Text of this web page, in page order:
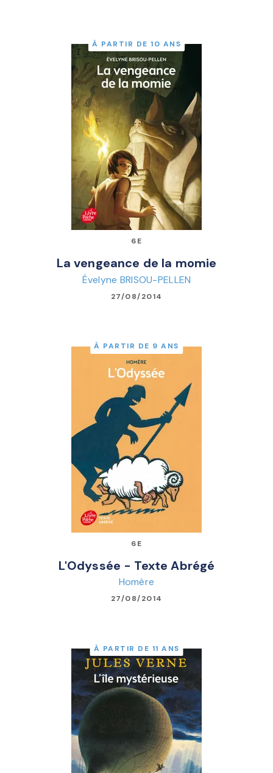
À PARTIR DE 10 ANS
6E
La vengeance de la momie
Évelyne BRISOU-PELLEN
27/08/2014
À PARTIR DE 9 ANS
6E
L'Odyssée - Texte Abrégé
Homère
27/08/2014
À PARTIR DE 11 ANS